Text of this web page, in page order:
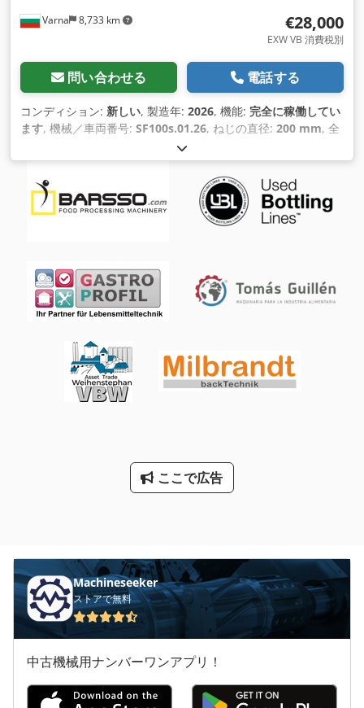
Varna 8,733 km €28,000
EXW VB 消費税別
問い合わせる 電話する
コンディション: 新しい, 製造年: 2026, 機能: 完全に稼働してい
ます, 機械／車両番号: SF100s.01.26, ねじの直径: 200 mm, 全
2,200 mm, 総重量:
ム）, 暖房能力:10 キロワット (13.60 馬力), 圧力:2 バー, 入力
電流の種類:
50 ヘルツ, 入力電圧:380 V
証期間:24 ヶ月, モッツァレラチーズ、イエローチーズ、スル
グニチーズなどの製造に使用される複雑な設備です。 ドージン
グや装飾的なドージングも可能です。 - チーズ溶解釜 Csdpfot
ここで広告
Machineseeker
ストアで無料
中古機械用ナンバーワンアプリ！